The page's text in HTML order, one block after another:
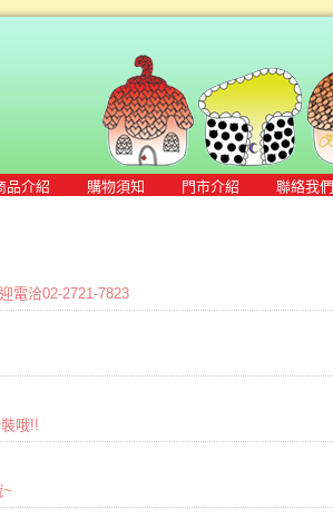
品介紹 購物須知 門市介紹 聯絡我們
電洽02-2721-7823
哦!!
~